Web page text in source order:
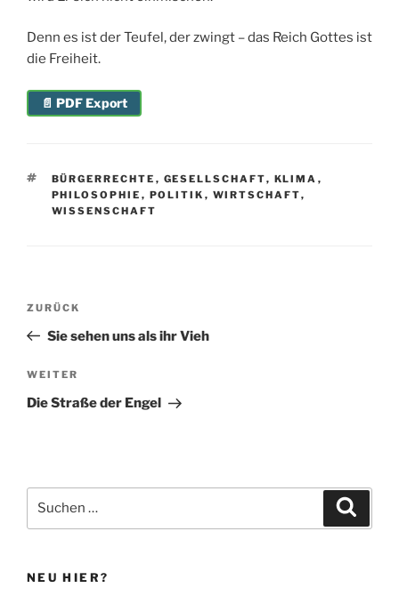
Denn es ist der Teufel, der zwingt – das Reich Gottes ist
die Freiheit.
📄 PDF Export
SCHLAGWÖRTER
BÜRGERRECHTE , GESELLSCHAFT, KLIMA ,
PHILOSOPHIE , POLITIK , WIRTSCHAFT,
WISSENSCHAFT
Beitragsnavigation
Vorheriger
Beitrag
ZURÜCK
Sie sehen uns als ihr Vieh
Nächster
Beitrag
WEITER
Die Straße der Engel
nach:
NEU HIER?